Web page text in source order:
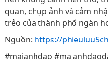
quan, chụp ảnh và cảm
trẻo của thành phố ngàn
Nguồn: https://
#maianhdao